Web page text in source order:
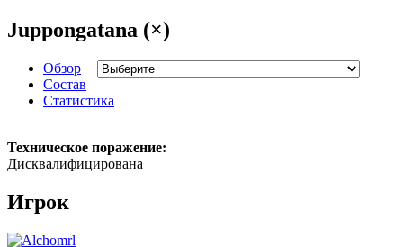
Juppongatana (×)
Обзор
Состав
Статистика
Техническое поражение:
Дисквалифицирована
Игрок